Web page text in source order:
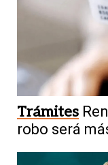
Trámites
robo será